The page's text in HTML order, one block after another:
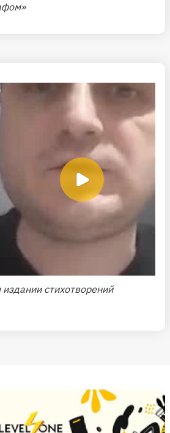
стихотворений